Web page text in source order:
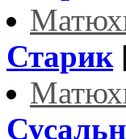
Старик